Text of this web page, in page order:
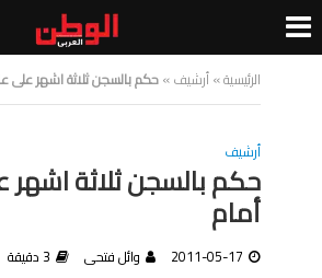
الرئيسية»أرشيف»حكم بالسجن ثلاثة اشهر على
أرشيف
حكم بالسجن ثلاثة اشهر
أمام
2011-05-17 وائل فتحى 3 دقيقة